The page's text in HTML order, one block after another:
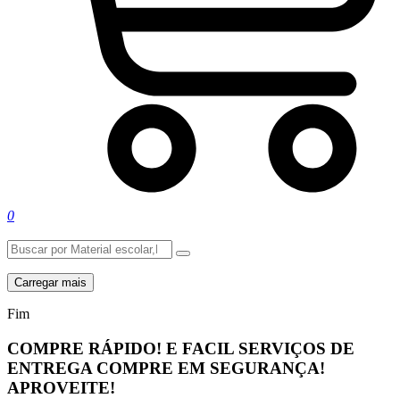
0
Carregar mais
Fim
COMPRE RÁPIDO! E FACIL SERVIÇOS DE
ENTREGA COMPRE EM SEGURANÇA!
APROVEITE!